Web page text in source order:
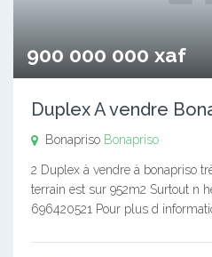
900 000 000 xaf
Duplex A vendre
Bonapriso Bonapriso
2 Duplex à vendre à bonapriso
terrain est sur 952m2 Surtout n
696420521 Pour plus d